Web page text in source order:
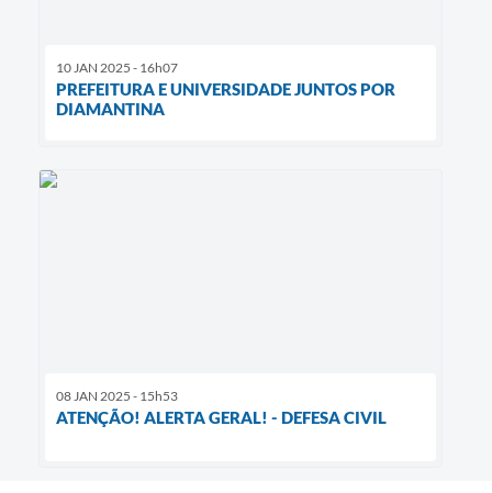
10 JAN 2025 - 16h07
PREFEITURA E UNIVERSIDADE JUNTOS POR
DIAMANTINA
08 JAN 2025 - 15h53
ATENÇÃO! ALERTA GERAL! - DEFESA CIVIL